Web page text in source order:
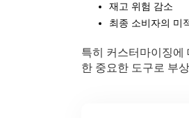
재고 위험 감소
최종 소비자의 미
특히 커스터마이징에
한 중요한 도구로 부